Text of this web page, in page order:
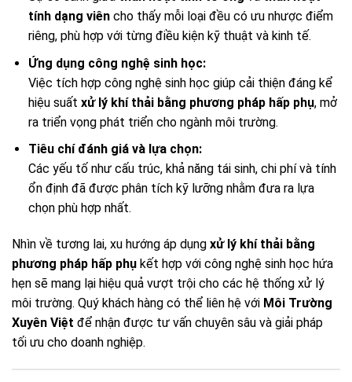
tính dạng viêncho thấy mỗi loại đều có ưu nhược điểm
riêng, phù hợp với từng điều kiện kỹ thuật và kinh tế.
Ứng dụng công nghệ sinh học:
Việc tích hợp công nghệ sinh học giúp cải thiện đáng kể
hiệu suất xử lý khí thải bằng phương pháp hấp phụ, mở
ra triển vọng phát triển cho ngành môi trường.
Tiêu chí đánh giá và lựa chọn:
Các yếu tố như cấu trúc, khả năng tái sinh, chi phí và tính
ổn định đã được phân tích kỹ lưỡng nhằm đưa ra lựa
chọn phù hợp nhất.
Nhìn về tương lai, xu hướng áp dụng xử lý khí thải bằng
phương pháp hấp phụ kết hợp với công nghệ sinh học hứa
hẹn sẽ mang lại hiệu quả vượt trội cho các hệ thống xử lý
môi trường. Quý khách hàng có thể liên hệ với Môi Trường
Xuyên Việt để nhận được tư vấn chuyên sâu và giải pháp
tối ưu cho doanh nghiệp.